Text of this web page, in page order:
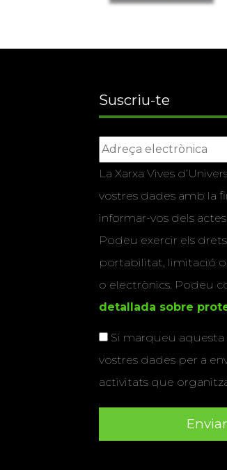
Suscriu-te
La Xarxa Vives
vostres dades amb la
informar-vos dels
Podeu exercir els drets
portabilitat, limitació
o electrònics. Podeu
detallada sobre
Si marqueu
vostres dades per a
activitats que organitza